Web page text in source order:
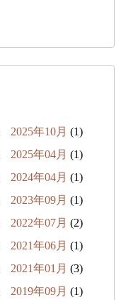
2025年10月 (1)
2025年04月 (1)
2024年04月 (1)
2023年09月 (1)
2022年07月 (2)
2021年06月 (1)
2021年01月 (3)
2019年09月 (1)